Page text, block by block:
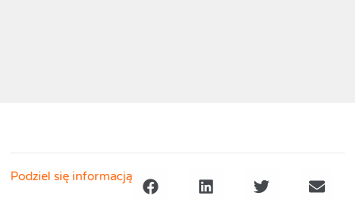
Podziel się informacją